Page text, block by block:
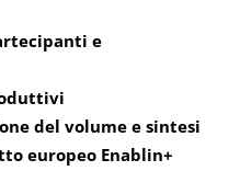
e
del volume e sintesi
europeo Enablin+